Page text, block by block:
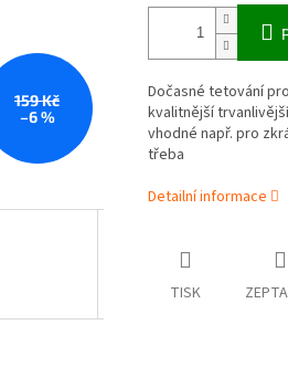
159 Kč
–6 %
Dočasné tetování
kvalitnější
vhodné např. pro
třeba
Detailní informace
TISK